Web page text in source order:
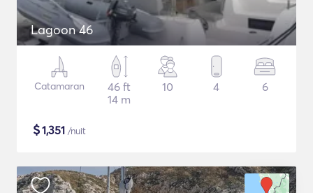
Lagoon 46
Catamaran
46 ft
14 m
10 4 6
$1,351 /nuit